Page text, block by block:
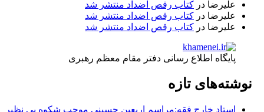
علیرضا در کتاب رقص اضداد منتشر شد
علیرضا در کتاب رقص اضداد منتشر شد
علیرضا در کتاب رقص اضداد منتشر شد
پایگاه اطلاع رسانی دفتر مقام معظم رهبری
نوشته‌های تازه
استاد خارج فقه:مراسم اربعین حسینی موجب شکوه بی نظیر